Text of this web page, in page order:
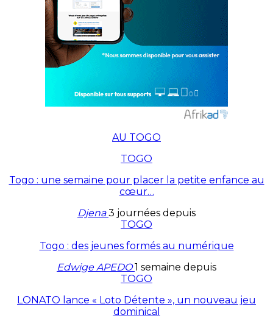
AU TOGO
TOGO
Togo : une semaine pour placer la petite enfance au
cœur…
Djena3 journées depuis
TOGO
Togo : des jeunes formés au numérique
Edwige APEDO1 semaine depuis
TOGO
LONATO lance « Loto Détente », un nouveau jeu
dominical